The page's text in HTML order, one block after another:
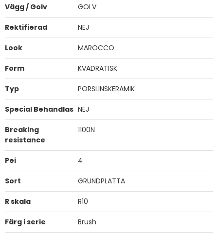
Vägg / Golv GOLV
Rektifierad NEJ
Look MAROCCO
Form KVADRATISK
Typ PORSLINSKERAMIK
Special Behandlas NEJ
Breaking
resistance
1100N
Pei 4
Sort GRUNDPLATTA
R skala R10
Färg i serie Brush